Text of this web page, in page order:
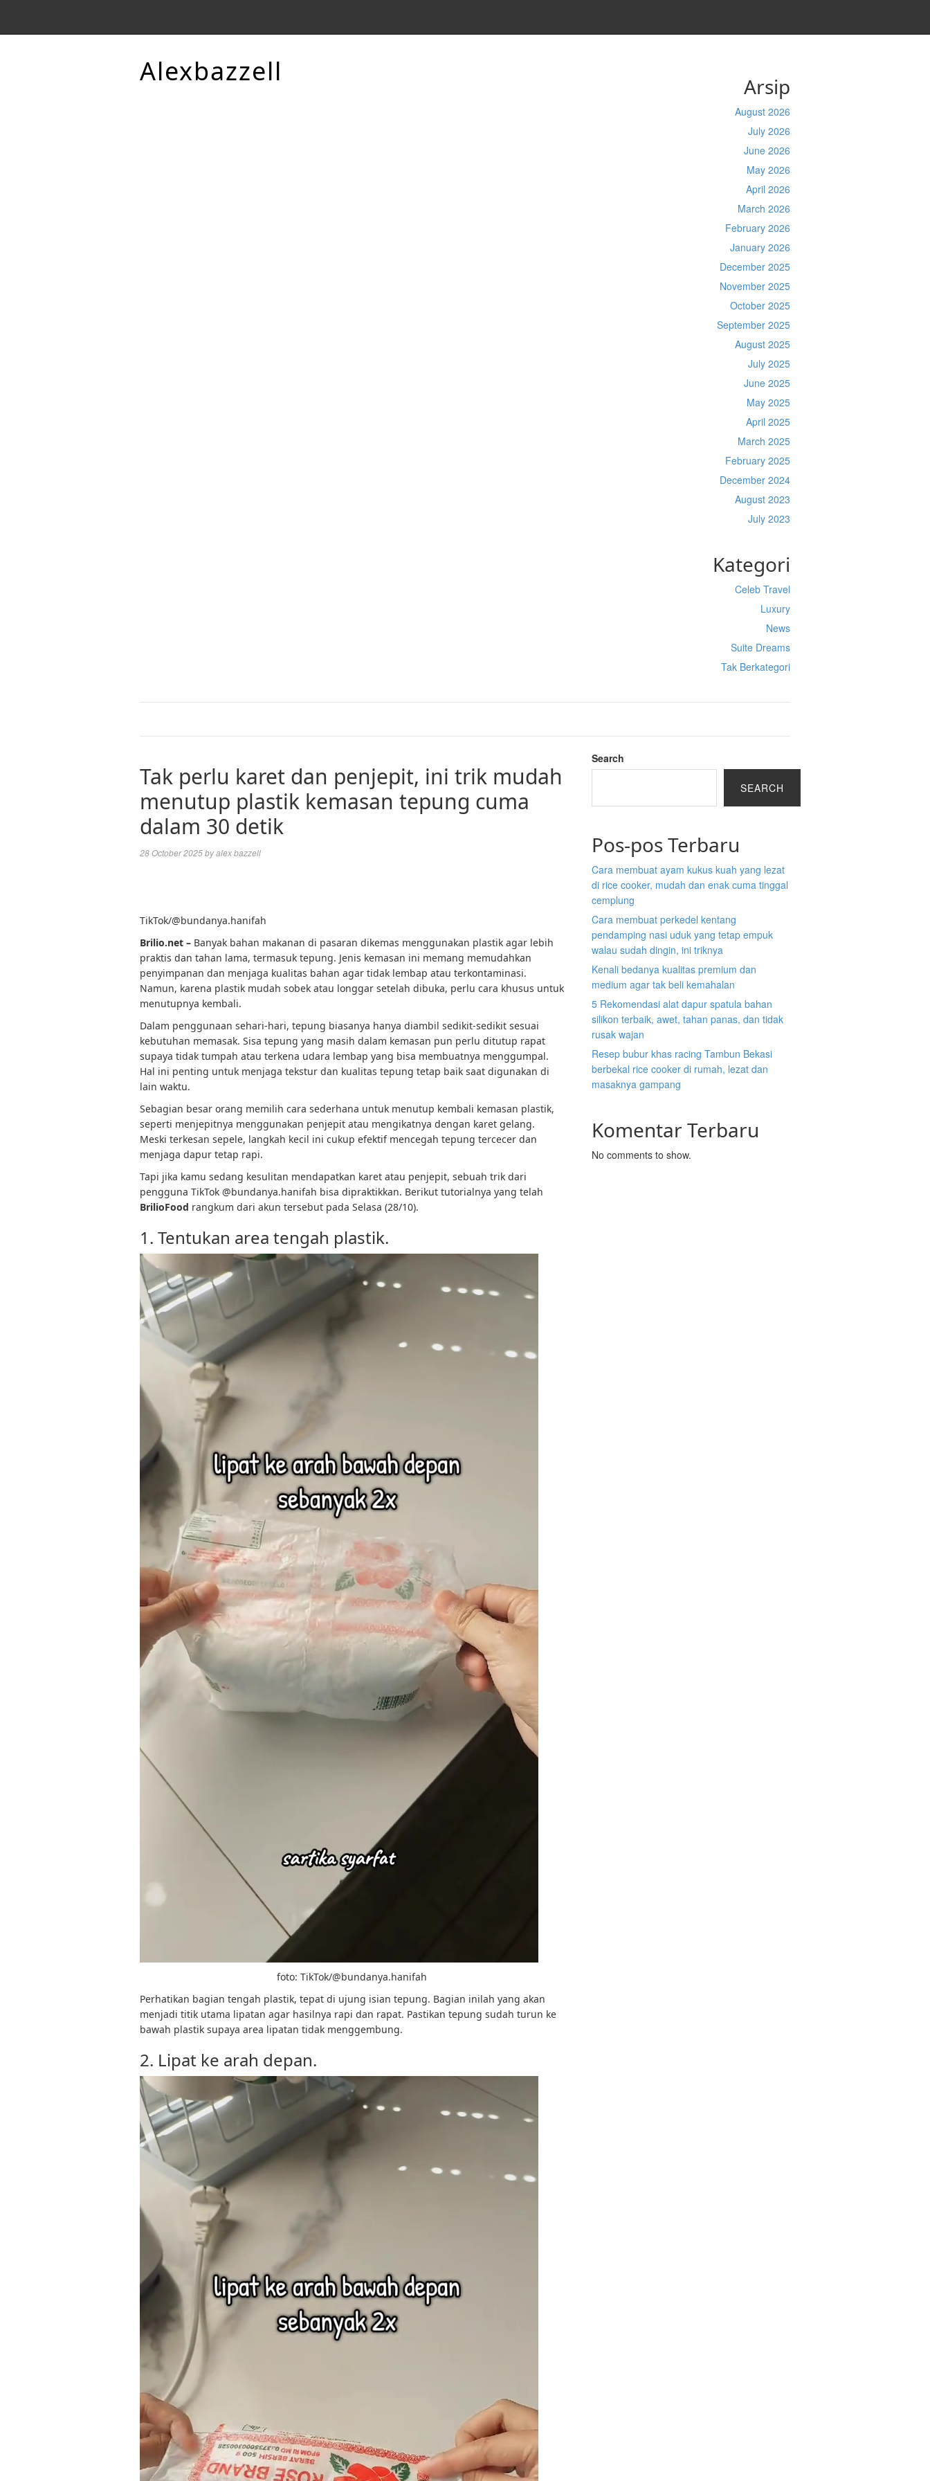
Alexbazzell Arsip
August 2026
July 2026
June 2026
May 2026
April 2026
March 2026
February 2026
January 2026
December 2025
November 2025
October 2025
September 2025
August 2025
July 2025
June 2025
May 2025
April 2025
March 2025
February 2025
December 2024
August 2023
July 2023
Kategori
Celeb Travel
Luxury
News
Suite Dreams
Tak Berkategori
Tak perlu karet dan penjepit, ini trik mudah
menutup plastik kemasan tepung cuma
dalam 30 detik
28 October 2025byalex bazzell
TikTok/@bundanya.hanifah
Brilio.net – Banyak bahan makanan di pasaran dikemas menggunakan plastik agar lebih
praktis dan tahan lama, termasuk tepung. Jenis kemasan ini memang memudahkan
penyimpanan dan menjaga kualitas bahan agar tidak lembap atau terkontaminasi.
Namun, karena plastik mudah sobek atau longgar setelah dibuka, perlu cara khusus untuk
menutupnya kembali.
Dalam penggunaan sehari-hari, tepung biasanya hanya diambil sedikit-sedikit sesuai
kebutuhan memasak. Sisa tepung yang masih dalam kemasan pun perlu ditutup rapat
supaya tidak tumpah atau terkena udara lembap yang bisa membuatnya menggumpal.
Hal ini penting untuk menjaga tekstur dan kualitas tepung tetap baik saat digunakan di
lain waktu.
Sebagian besar orang memilih cara sederhana untuk menutup kembali kemasan plastik,
seperti menjepitnya menggunakan penjepit atau mengikatnya dengan karet gelang.
Meski terkesan sepele, langkah kecil ini cukup efektif mencegah tepung tercecer dan
menjaga dapur tetap rapi.
Tapi jika kamu sedang kesulitan mendapatkan karet atau penjepit, sebuah trik dari
pengguna TikTok @bundanya.hanifah bisa dipraktikkan. Berikut tutorialnya yang telah
BrilioFood rangkum dari akun tersebut pada Selasa (28/10).
1. Tentukan area tengah plastik.
foto: TikTok/@bundanya.hanifah
Perhatikan bagian tengah plastik, tepat di ujung isian tepung. Bagian inilah yang akan
menjadi titik utama lipatan agar hasilnya rapi dan rapat. Pastikan tepung sudah turun ke
bawah plastik supaya area lipatan tidak menggembung.
2. Lipat ke arah depan.
Search
SEARCH
Pos-pos Terbaru
Cara membuat ayam kukus kuah yang lezat
di rice cooker, mudah dan enak cuma tinggal
cemplung
Cara membuat perkedel kentang
pendamping nasi uduk yang tetap empuk
walau sudah dingin, ini triknya
Kenali bedanya kualitas premium dan
medium agar tak beli kemahalan
5 Rekomendasi alat dapur spatula bahan
silikon terbaik, awet, tahan panas, dan tidak
rusak wajan
Resep bubur khas racing Tambun Bekasi
berbekal rice cooker di rumah, lezat dan
masaknya gampang
Komentar Terbaru
No comments to show.